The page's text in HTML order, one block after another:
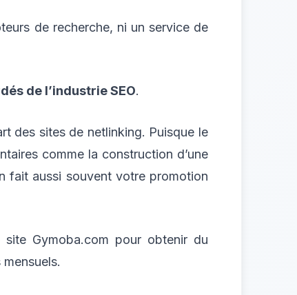
de recherche, ni un service de
de l’industrie SEO.
des sites de netlinking. Puisque le
comme la construction d’une
fait aussi souvent votre promotion
Gymoba.com pour obtenir du